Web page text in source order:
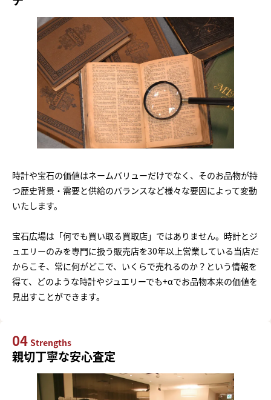
時計や宝石の価値はネームバリューだけでなく、そのお品物が持
つ歴史背景・需要と供給のバランスなど様々な要因によって変動
いたします。
宝石広場は「何でも買い取る買取店」ではありません。時計とジ
ュエリーのみを専門に扱う販売店を30年以上営業している当店だ
からこそ、常に何がどこで、いくらで売れるのか？という情報を
得て、どのような時計やジュエリーでも+αでお品物本来の価値を
見出すことができます。
04 Strengths
親切丁寧な安心査定